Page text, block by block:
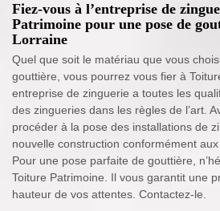
Fiez-vous à l’entreprise de
Patrimoine pour une pose de
Lorraine
Quel que soit le matériau que vous
gouttière, vous pourrez vous fier à
entreprise de zinguerie a toutes les
des zingueries dans les règles de l’art.
procéder à la pose des installations de
nouvelle construction conformément
Pour une pose parfaite de gouttière,
Toiture Patrimoine. Il vous garantit une
hauteur de vos attentes. Contactez-le.